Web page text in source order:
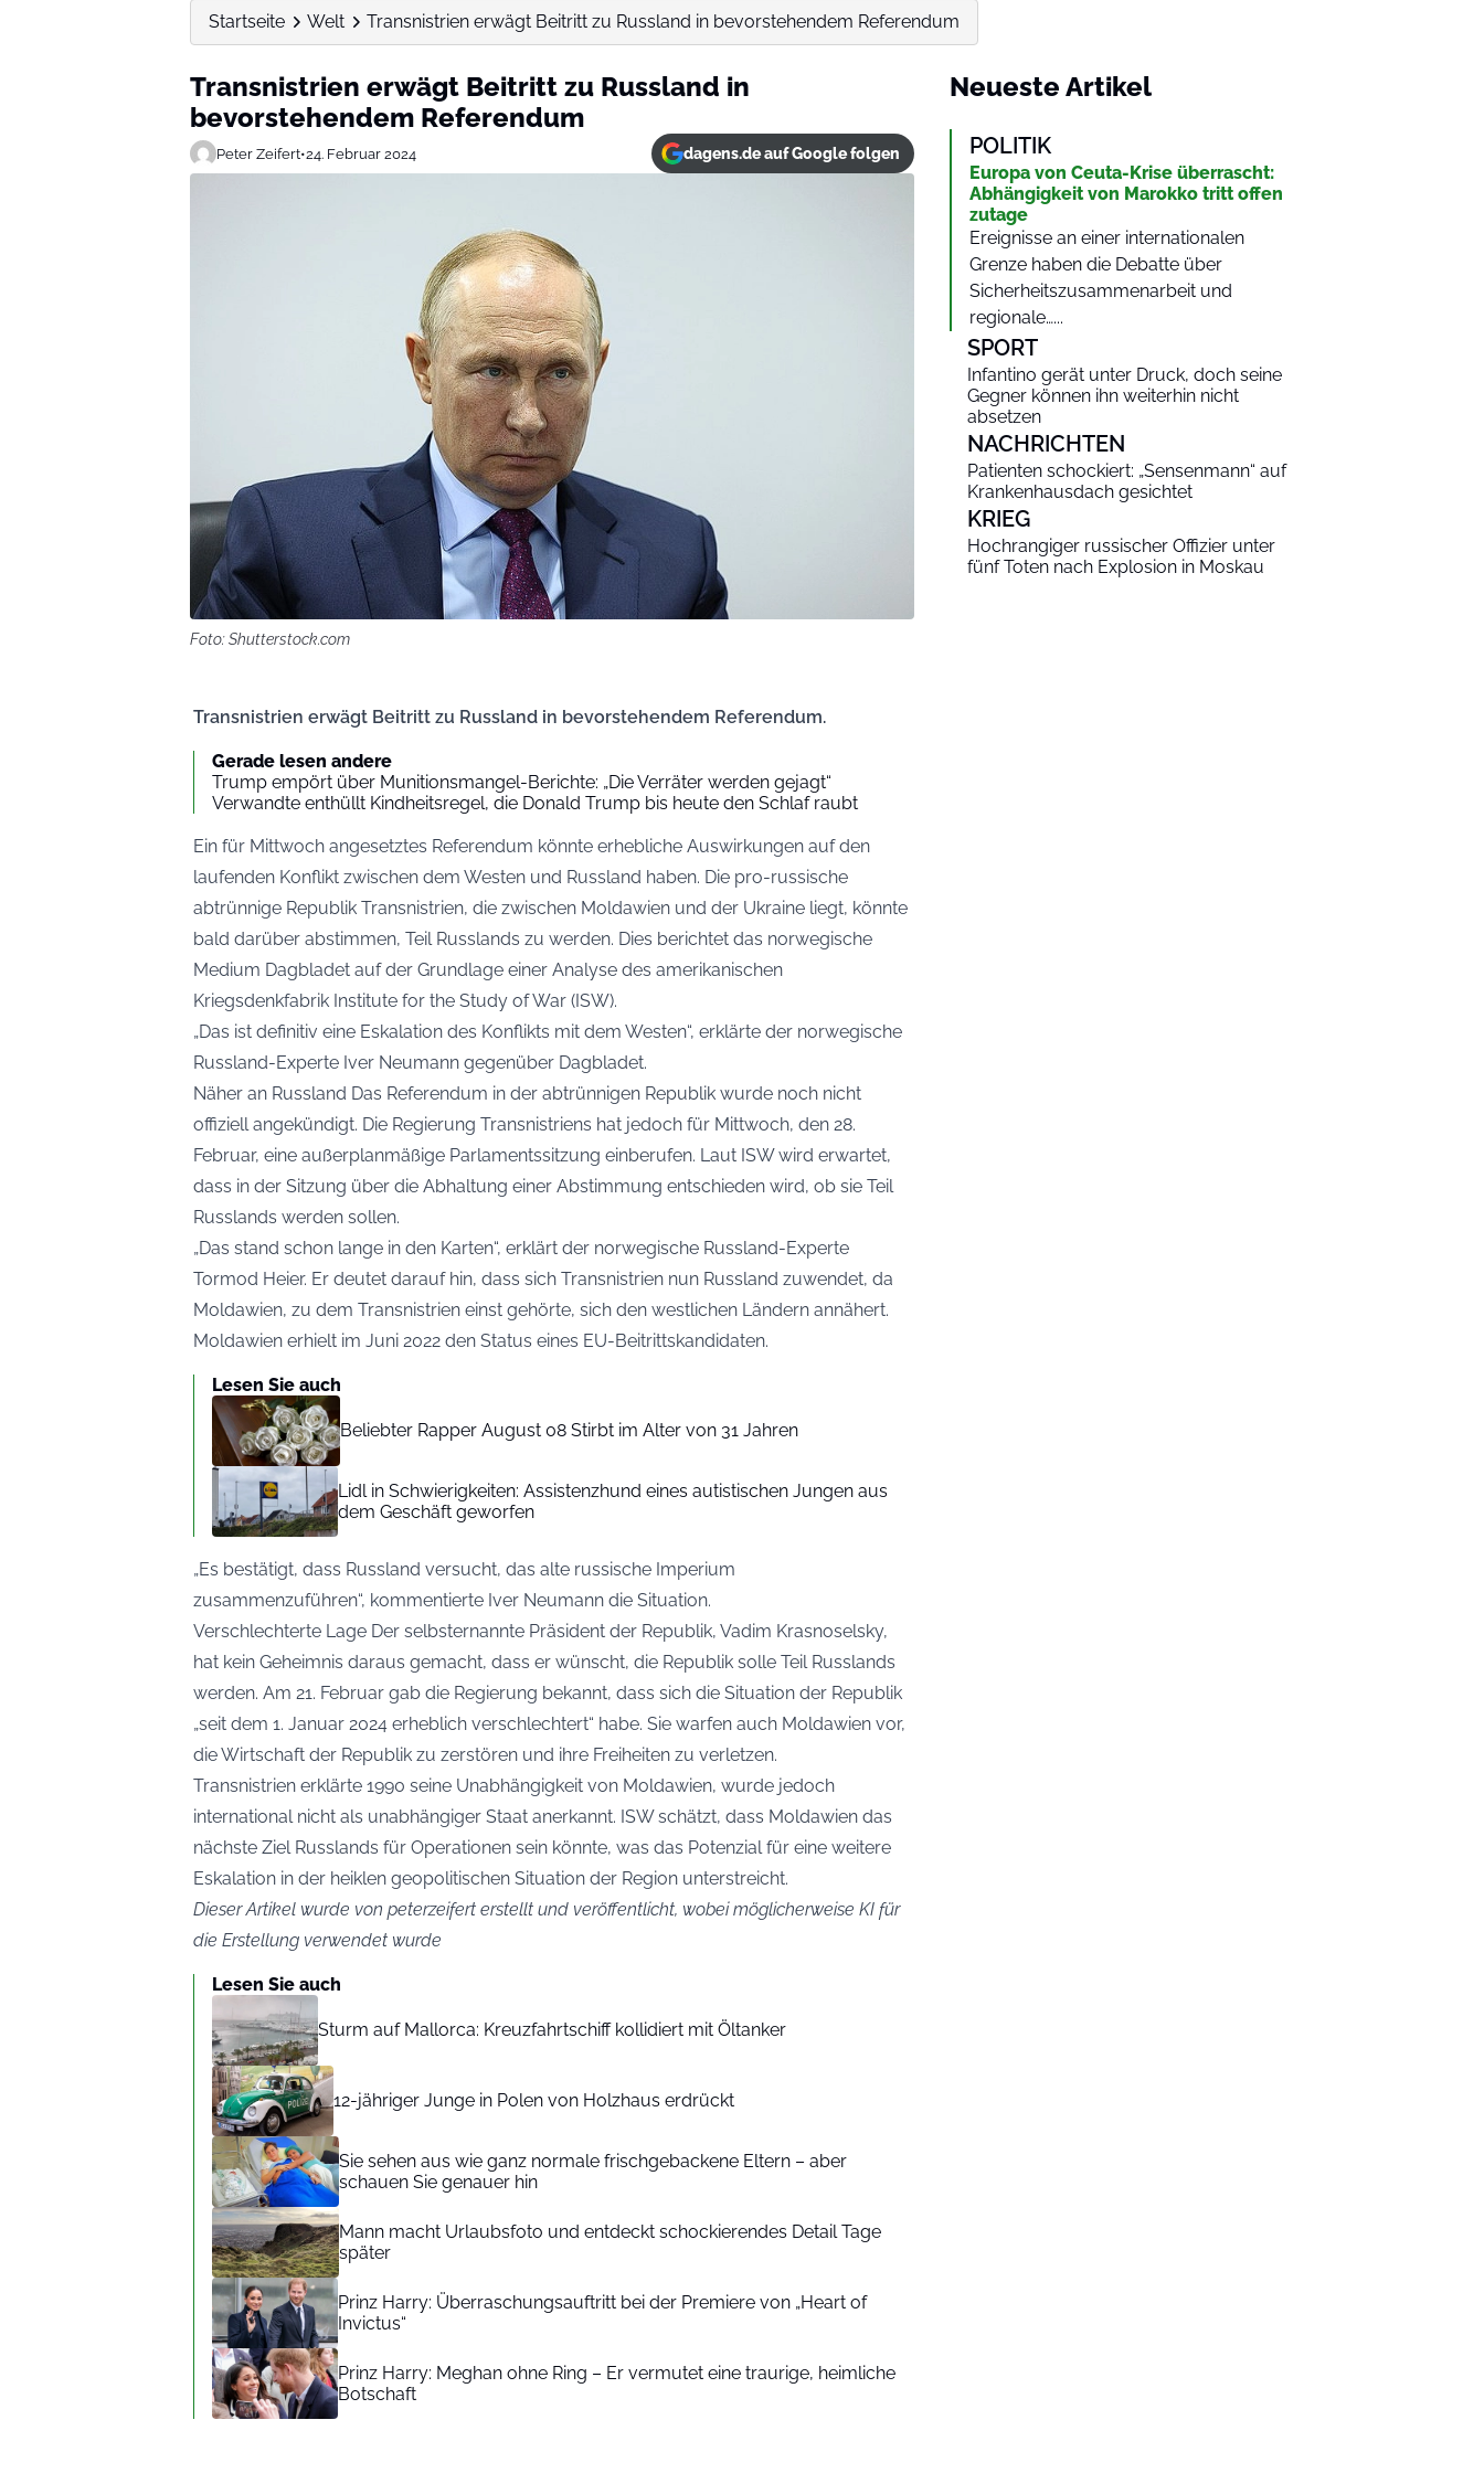
Startseite Welt Transnistrien erwägt Beitritt zu Russland in bevorstehendem Referendum
Transnistrien erwägt Beitritt zu Russland in
bevorstehendem Referendum
Peter Zeifert•24. Februar 2024 dagens.de auf Google folgen
Foto: Shutterstock.com
Transnistrien erwägt Beitritt zu Russland in bevorstehendem Referendum.
Gerade lesen andere
Trump empört über Munitionsmangel-Berichte: „Die Verräter werden gejagt“
Verwandte enthüllt Kindheitsregel, die Donald Trump bis heute den Schlaf raubt
Ein für Mittwoch angesetztes Referendum könnte erhebliche Auswirkungen auf den
laufenden Konflikt zwischen dem Westen und Russland haben. Die pro-russische
abtrünnige Republik Transnistrien, die zwischen Moldawien und der Ukraine liegt, könnte
bald darüber abstimmen, Teil Russlands zu werden. Dies berichtet das norwegische
Medium Dagbladet auf der Grundlage einer Analyse des amerikanischen
Kriegsdenkfabrik Institute for the Study of War (ISW).
„Das ist definitiv eine Eskalation des Konflikts mit dem Westen“, erklärte der norwegische
Russland-Experte Iver Neumann gegenüber Dagbladet.
Näher an Russland Das Referendum in der abtrünnigen Republik wurde noch nicht
offiziell angekündigt. Die Regierung Transnistriens hat jedoch für Mittwoch, den 28.
Februar, eine außerplanmäßige Parlamentssitzung einberufen. Laut ISWwird erwartet,
dass in der Sitzung über die Abhaltung einer Abstimmung entschieden wird, ob sie Teil
Russlands werden sollen.
„Das stand schon lange in den Karten“, erklärt der norwegische Russland-Experte
Tormod Heier. Er deutet darauf hin, dass sich Transnistrien nun Russland zuwendet, da
Moldawien, zu dem Transnistrien einst gehörte, sich den westlichen Ländern annähert.
Moldawien erhielt im Juni 2022 den Status eines EU-Beitrittskandidaten.
Lesen Sie auch
Beliebter Rapper August 08 Stirbt im Alter von 31 Jahren
Lidl in Schwierigkeiten: Assistenzhund eines autistischen Jungen aus
dem Geschäft geworfen
„Es bestätigt, dass Russland versucht, das alte russische Imperium
zusammenzuführen“, kommentierte Iver Neumann die Situation.
Verschlechterte Lage Der selbsternannte Präsident der Republik, Vadim Krasnoselsky,
hat kein Geheimnis daraus gemacht, dass er wünscht, die Republik solle Teil Russlands
werden. Am 21. Februar gab die Regierung bekannt, dass sich die Situation der Republik
„seit dem 1. Januar 2024 erheblich verschlechtert“ habe. Sie warfen auch Moldawien vor,
die Wirtschaft der Republik zu zerstören und ihre Freiheiten zu verletzen.
Transnistrien erklärte 1990 seine Unabhängigkeit von Moldawien, wurde jedoch
international nicht als unabhängiger Staat anerkannt. ISW schätzt, dass Moldawien das
nächste Ziel Russlands für Operationen sein könnte, was das Potenzial für eine weitere
Eskalation in der heiklen geopolitischen Situation der Region unterstreicht.
Dieser Artikel wurde von peterzeifert erstellt und veröffentlicht, wobei möglicherweise KI für
die Erstellung verwendet wurde
Lesen Sie auch
Sturm auf Mallorca: Kreuzfahrtschiff kollidiert mit Öltanker
12-jähriger Junge in Polen von Holzhaus erdrückt
Sie sehen aus wie ganz normale frischgebackene Eltern – aber
schauen Sie genauer hin
Mann macht Urlaubsfoto und entdeckt schockierendes Detail Tage
später
Prinz Harry: Überraschungsauftritt bei der Premiere von „Heart of
Invictus“
Prinz Harry: Meghan ohne Ring – Er vermutet eine traurige, heimliche
Botschaft
Neueste Artikel
POLITIK
Europa von Ceuta-Krise überrascht:
Abhängigkeit von Marokko tritt offen
zutage
Ereignisse an einer internationalen
Grenze haben die Debatte über
Sicherheitszusammenarbeit und
regionale…...
SPORT
Infantino gerät unter Druck, doch seine
Gegner können ihn weiterhin nicht
absetzen
NACHRICHTEN
Patienten schockiert: „Sensenmann“ auf
Krankenhausdach gesichtet
KRIEG
Hochrangiger russischer Offizier unter
fünf Toten nach Explosion in Moskau